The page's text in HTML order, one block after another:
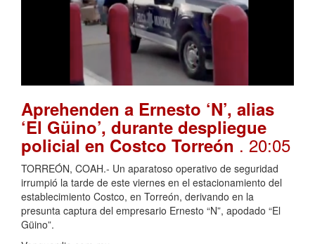
Aprehenden a Ernesto ‘N’, alias
‘El Güino’, durante despliegue
policial en Costco Torreón. 20:05
TORREÓN, COAH.- Un aparatoso operativo de seguridad
irrumpió la tarde de este viernes en el estacionamiento del
establecimiento Costco, en Torreón, derivando en la
presunta captura del empresario Ernesto “N”, apodado “El
Güino”.